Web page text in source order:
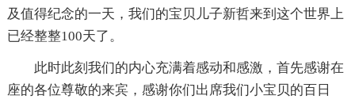
及值得纪念的一天，我们的宝贝儿子新哲来到这个世界上
已经整整100天了。
此时此刻我们的内心充满着感动和感激，首先感谢在
座的各位尊敬的来宾，感谢你们出席我们小宝贝的百日